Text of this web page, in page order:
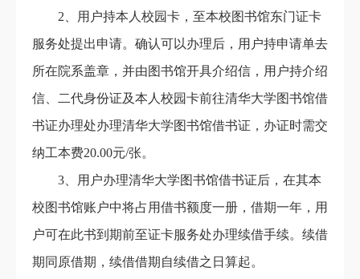
2 、用户持本人校园卡，至本校图书馆东门证卡
服务处提出申请。确认可以办理后，用户持申请单去
所在院系盖章，并由图书馆开具介绍信，用户持介绍
信、二代身份证及本人校园卡前往清华大学图书馆借
书证办理处办理清华大学图书馆借书证，办证时需交
纳工本费20.00元/张。
3 、用户办理清华大学图书馆借书证后，在其本
校图书馆账户中将占用借书额度一册，借期一年，用
户可在此书到期前至证卡服务处办理续借手续。续借
期同原借期，续借借期自续借之日算起。